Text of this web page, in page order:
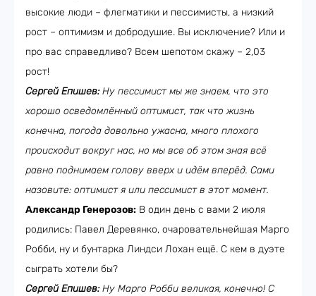
высокие люди – флегматики и пессимисты, а низкий
рост – оптимизм и добродушие. Вы исключение? Или и
про вас справедливо? Всем шепотом скажу – 2,03
рост!
Сергей Епишев:Ну пессимист мы же знаем, что это
хорошо осведомлённый оптимист, так что жизнь
конечна, погода довольно ужасна, много плохого
происходит вокруг нас, но мы все об этом зная всё
равно поднимаем голову вверх и идём вперёд. Сами
назовите: оптимист я или пессимист в этот момент.
Александр Генерозов: В один день с вами 2 июля
родились: Павел Деревянко, очаровательнейшая Марго
Робби, ну и бунтарка Линдси Лохан ещё. С кем в дуэте
сыграть хотели бы?
Сергей Епишев:Ну Марго Робби великая, конечно! С